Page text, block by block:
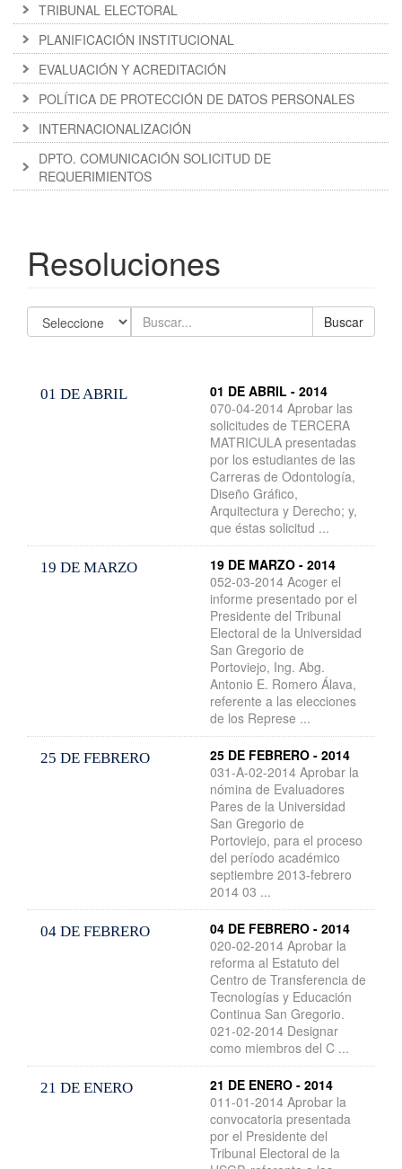
TRIBUNAL ELECTORAL
PLANIFICACIÓN INSTITUCIONAL
EVALUACIÓN Y ACREDITACIÓN
POLÍTICA DE PROTECCIÓN DE DATOS PERSONALES
INTERNACIONALIZACIÓN
DPTO. COMUNICACIÓN SOLICITUD DE
REQUERIMIENTOS
Resoluciones
Buscar
01 DE ABRIL
01 DE ABRIL - 2014
070-04-2014 Aprobar las
solicitudes de TERCERA
MATRICULA presentadas
por los estudiantes de las
Carreras de Odontología,
Diseño Gráfico,
Arquitectura y Derecho; y,
que éstas solicitud ...
19 DE MARZO
19 DE MARZO - 2014
052-03-2014 Acoger el
informe presentado por el
Presidente del Tribunal
Electoral de la Universidad
San Gregorio de
Portoviejo, Ing. Abg.
Antonio E. Romero Álava,
referente a las elecciones
de los Represe ...
25 DE FEBRERO
25 DE FEBRERO - 2014
031-A-02-2014 Aprobar la
nómina de Evaluadores
Pares de la Universidad
San Gregorio de
Portoviejo, para el proceso
del período académico
septiembre 2013-febrero
2014 03 ...
04 DE FEBRERO
04 DE FEBRERO - 2014
020-02-2014 Aprobar la
reforma al Estatuto del
Centro de Transferencia de
Tecnologías y Educación
Continua San Gregorio.
021-02-2014 Designar
como miembros del C ...
21 DE ENERO
21 DE ENERO - 2014
011-01-2014 Aprobar la
convocatoria presentada
por el Presidente del
Tribunal Electoral de la